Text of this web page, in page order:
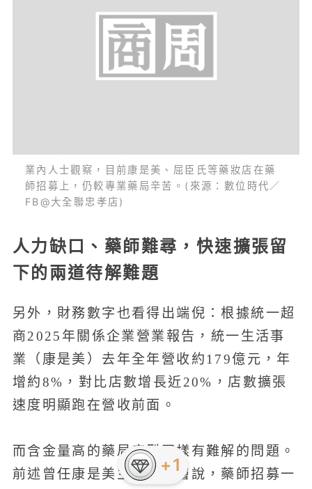
業內人士觀察，目前康是美、屈臣氏等藥妝店在藥
師招募上，仍較專業藥局辛苦。(來源：數位時代／
FB@大全聯忠孝店)
人力缺口、藥師難尋，快速擴張留
下的兩道待解難題
另外，財務數字也看得出端倪：根據統一超
商2025年關係企業營業報告，統一生活事
業（康是美）去年全年營收約179億元，年
增約8%，對比店數增長近20%，店數擴張
速度明顯跑在營收前面。
而含金量高的藥局店型同樣有難解的問題。
前述曾任康是美主管的高層說，藥師招募一
+1